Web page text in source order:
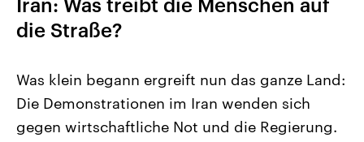
die Straße?
Was klein begann ergreift nun das ganze Land:
Die Demonstrationen im Iran wenden sich
gegen wirtschaftliche Not und die Regierung.